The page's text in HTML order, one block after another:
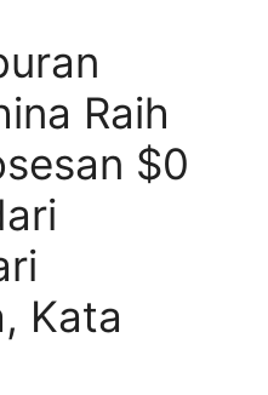
Raih
$0
Kata